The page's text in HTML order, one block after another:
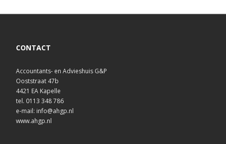
CONTACT
Accountants- en Advieshuis G&P
Ooststraat 47b
4421 EA Kapelle
tel. 0113 348 786
e-mail: info@ahgp.nl
www.ahgp.nl